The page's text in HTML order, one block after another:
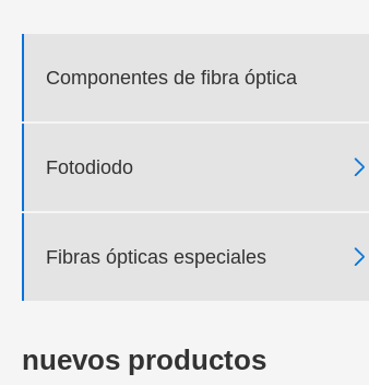
Componentes de fibra óptica
Fotodiodo 
Fibras ópticas especiales 
nuevos productos